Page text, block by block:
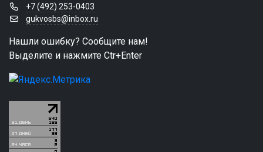
+7 (492) 253-0403
gukvosbs@inbox.ru
Нашли ошибку? Сообщите нам!
Выделите и нажмите Ctr+Enter